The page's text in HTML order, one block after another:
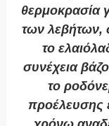
θερμοκρασία
των λεβήτων,
το
συνέχεια
το
προέλευσης